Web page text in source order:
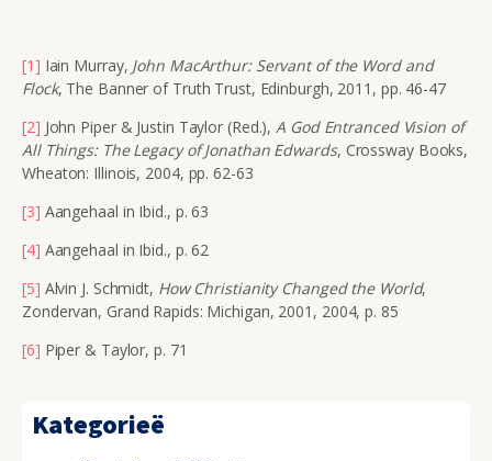
[1] Iain Murray, John MacArthur: Servant of the Word and
Flock, The Banner of Truth Trust, Edinburgh, 2011, pp. 46-47
[2] John Piper & Justin Taylor (Red.),A God Entranced Vision of
All Things: The Legacy of Jonathan Edwards, Crossway Books,
Wheaton: Illinois, 2004, pp. 62-63
[3] Aangehaal in Ibid., p. 63
[4] Aangehaal in Ibid., p. 62
[5] Alvin J. Schmidt, How Christianity Changed the World,
Zondervan, Grand Rapids: Michigan, 2001, 2004, p. 85
[6] Piper & Taylor, p. 71
Kategorieë